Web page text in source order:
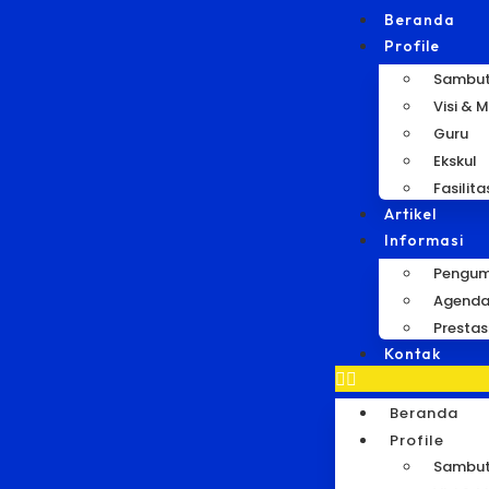
Beranda
Profile
Visi &
Guru
Ekskul
Artikel
Informasi
Agenda
Kontak
Beranda
Profile